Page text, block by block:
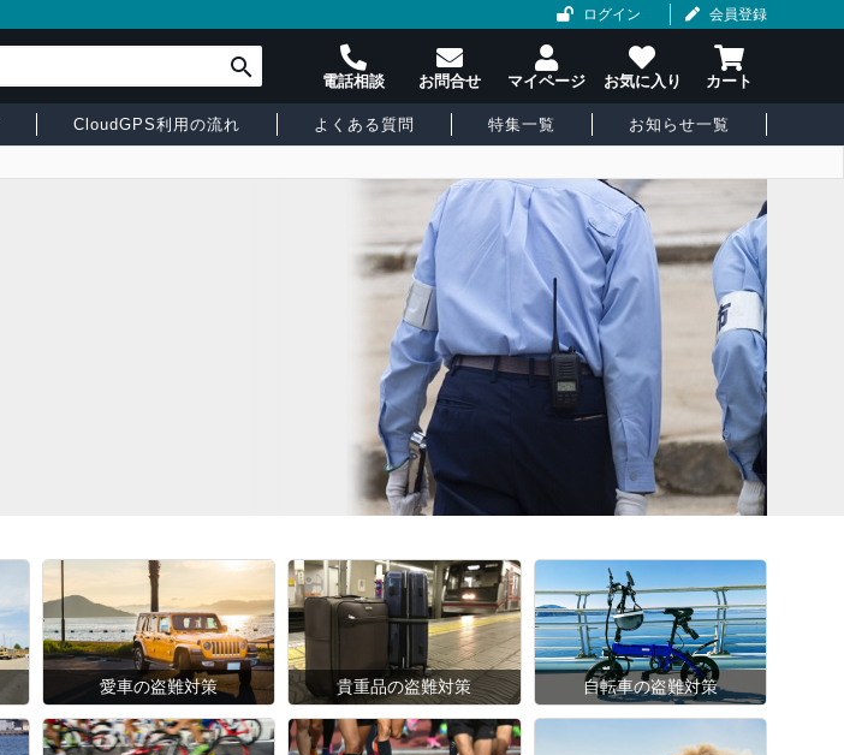
ログイン 会員登録
CloudGPS利用の流れ よくある質問 特集一覧 お知らせ一覧
愛車の盗難対策 貴重品の盗難対策 自転車の盗難対策